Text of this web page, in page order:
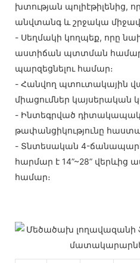
խտության պոլիէթիլենից,
անվտանգ և շրջակա
- Սեղմակի կողպեք, որը
աստիճան պտտման
պարզեցնելու համար։
- Հանվող պտուտակային
միացումներ կայսերական
- Ինտեգրված
թափանցիկությունը
- Տնտեսական 4-
հարմար է 14”~28” վերևից
համար։